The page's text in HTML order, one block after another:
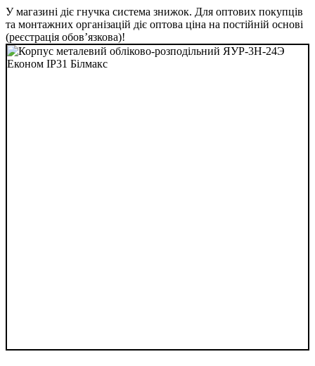
У магазині діє гнучка система знижок. Для оптових покупців
та монтажних організацій діє оптова ціна на постійній основі
(реєстрація обов’язкова)!